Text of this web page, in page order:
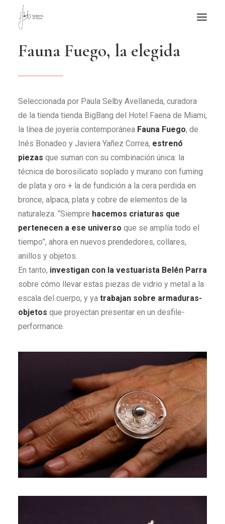
NOTICIAS DE JOYERÍA CONTEMPORÁNEA
APUNTES
QUIÉN SOY
Fauna Fuego, la elegida
Seleccionada por Paula Selby Avellaneda, curadora
de la tienda tienda BigBang del Hotel Faena de Miami,
la línea de joyería contemporánea Fauna Fuego, de
Inés Bonadeo y Javiera Yañez Correa, estrenó
piezas que suman con su combinación única: la
técnica de borosilicato soplado y murano con fuming
de plata y oro + la de fundición a la cera perdida en
bronce, alpaca, plata y cobre de elementos de la
naturaleza. “Siempre hacemos criaturas que
pertenecen a ese universo que se amplía todo el
tiempo”, ahora en nuevos prendedores, collares,
anillos y objetos.
En tanto, investigan con la vestuarista Belén Parra
sobre cómo llevar estas piezas de vidrio y metal a la
escala del cuerpo, y ya trabajan sobre armaduras-
objetos que proyectan presentar en un desfile-
performance.